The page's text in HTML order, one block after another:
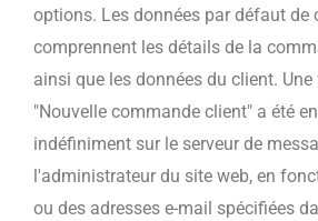
options. Les données par défaut de
comprennent les détails de la
ainsi que les données du client. Une
"Nouvelle commande client" a été
indéfiniment sur le serveur de
l'administrateur du site web, en
ou des adresses e-mail spécifiées